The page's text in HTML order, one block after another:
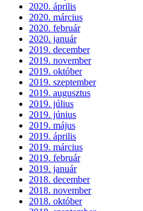
2020. április
2020. március
2020. február
2020. január
2019. december
2019. november
2019. október
2019. szeptember
2019. augusztus
2019. július
2019. június
2019. május
2019. április
2019. március
2019. február
2019. január
2018. december
2018. november
2018. október